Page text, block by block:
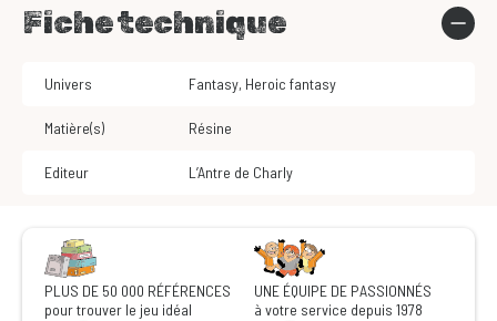
Fiche technique
Univers Fantasy, Heroic fantasy
Matière(s) Résine
Editeur L’Antre de Charly
PLUS DE 50 000 RÉFÉRENCES
pour trouver le jeu idéal
UNE ÉQUIPE DE PASSIONNÉS
à votre service depuis 1978